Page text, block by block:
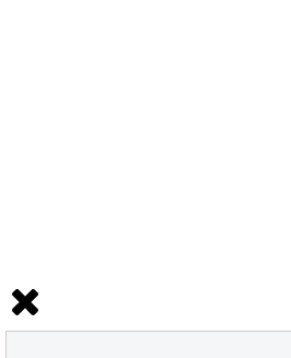
NEWS